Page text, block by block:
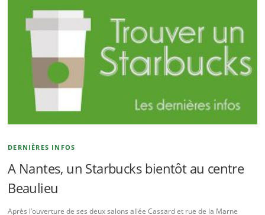
DERNIÈRES INFOS
A Nantes, un Starbucks bientôt au centre
Beaulieu
Après l’ouverture de ses deux salons allée Cassard et rue de la Marne